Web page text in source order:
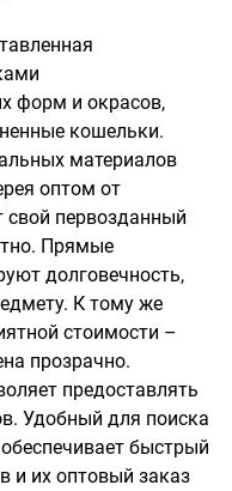
форм и окрасов,
кошельки.
материалов
оптом от
свой первозданный
Прямые
долговечность,
К тому же
стоимости –
прозрачно.
предоставлять
Удобный для поиска
быстрый
и их оптовый заказ